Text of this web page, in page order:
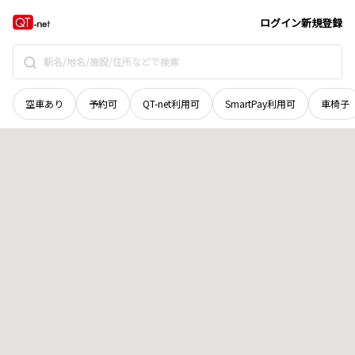
ログイン新規登録
空車あり 予約可 QT-net利用可 SmartPay利用可 車椅子
宮城県